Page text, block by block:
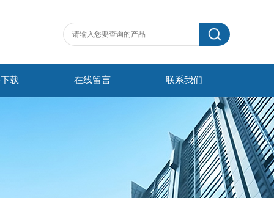
载 在线留言 联系我们